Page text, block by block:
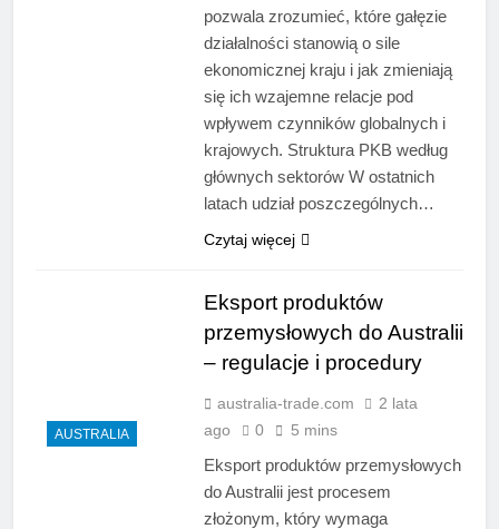
pozwala zrozumieć, które gałęzie
działalności stanowią o sile
ekonomicznej kraju i jak zmieniają
się ich wzajemne relacje pod
wpływem czynników globalnych i
krajowych. Struktura PKB według
głównych sektorów W ostatnich
latach udział poszczególnych…
Czytaj więcej
AUSTRALIA
Eksport produktów
przemysłowych do Australii
– regulacje i procedury
australia-trade.com
2 lata
ago
0 5 mins
Eksport produktów przemysłowych
do Australii jest procesem
złożonym, który wymaga